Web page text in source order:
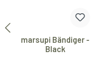
marsupi Bändiger -
Black